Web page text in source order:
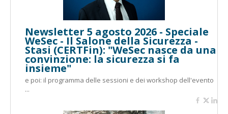
Newsletter 5 agosto 2026 - Speciale
WeSec - Il Salone della Sicurezza -
Stasi (CERTFin): "WeSec nasce da una
convinzione: la sicurezza si fa
insieme"
e poi: il programma delle sessioni e dei workshop dell'evento
...